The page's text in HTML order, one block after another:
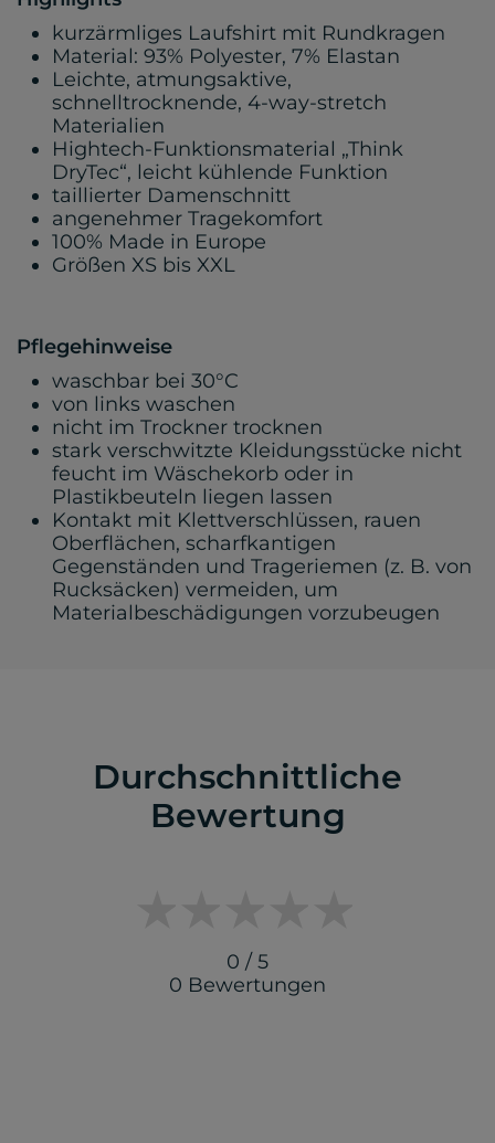
kurzärmliges Laufshirt mit Rundkragen
Material: 93% Polyester, 7% Elastan
Leichte, atmungsaktive,
schnelltrocknende, 4-way-stretch
Materialien
Hightech-Funktionsmaterial „Think
DryTec“, leicht kühlende Funktion
taillierter Damenschnitt
angenehmer Tragekomfort
100% Made in Europe
Größen XS bis XXL
Pflegehinweise
waschbar bei 30°C
von links waschen
nicht im Trockner trocknen
stark verschwitzte Kleidungsstücke nicht
feucht im Wäschekorb oder in
Plastikbeuteln liegen lassen
Kontakt mit Klettverschlüssen, rauen
Oberflächen, scharfkantigen
Gegenständen und Trageriemen (z. B. von
Rucksäcken) vermeiden, um
Materialbeschädigungen vorzubeugen
Durchschnittliche
Bewertung
0 / 5
0 Bewertungen